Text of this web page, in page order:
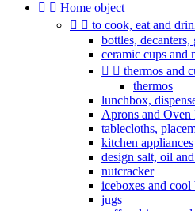
  Home object
  to cook, eat and
bottles, decanters,
ceramic cups and
  thermos and
thermos
lunchbox,
Aprons and Oven
tablecloths,
kitchen appliances
design salt, oil
nutcracker
iceboxes and cool
jugs